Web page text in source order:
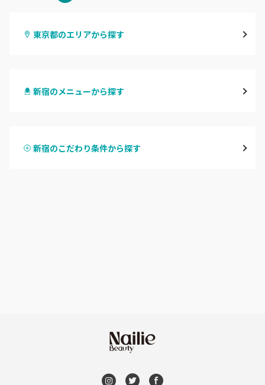
東京都のエリアから探す
原宿
新宿のメニューから探す
ハンドスカルプ
新宿のこだわり条件から探す